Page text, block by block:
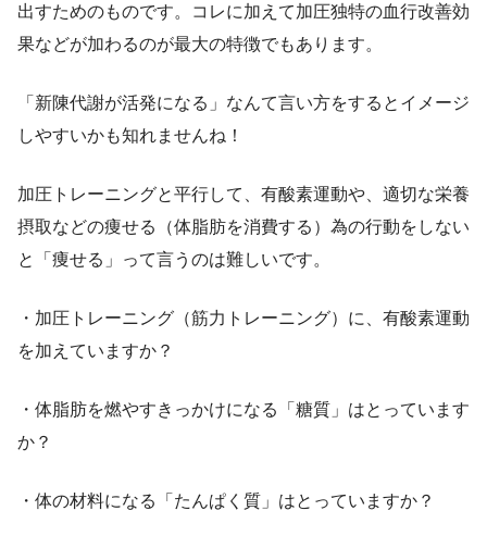
出すためのものです。コレに加えて加圧独特の血行改善効
果などが加わるのが最大の特徴でもあります。
「新陳代謝が活発になる」なんて言い方をするとイメージ
しやすいかも知れませんね！
加圧トレーニングと平行して、有酸素運動や、適切な栄養
摂取などの痩せる（体脂肪を消費する）為の行動をしない
と「痩せる」って言うのは難しいです。
・加圧トレーニング（筋力トレーニング）に、有酸素運動
を加えていますか？
・体脂肪を燃やすきっかけになる「糖質」はとっています
か？
・体の材料になる「たんぱく質」はとっていますか？